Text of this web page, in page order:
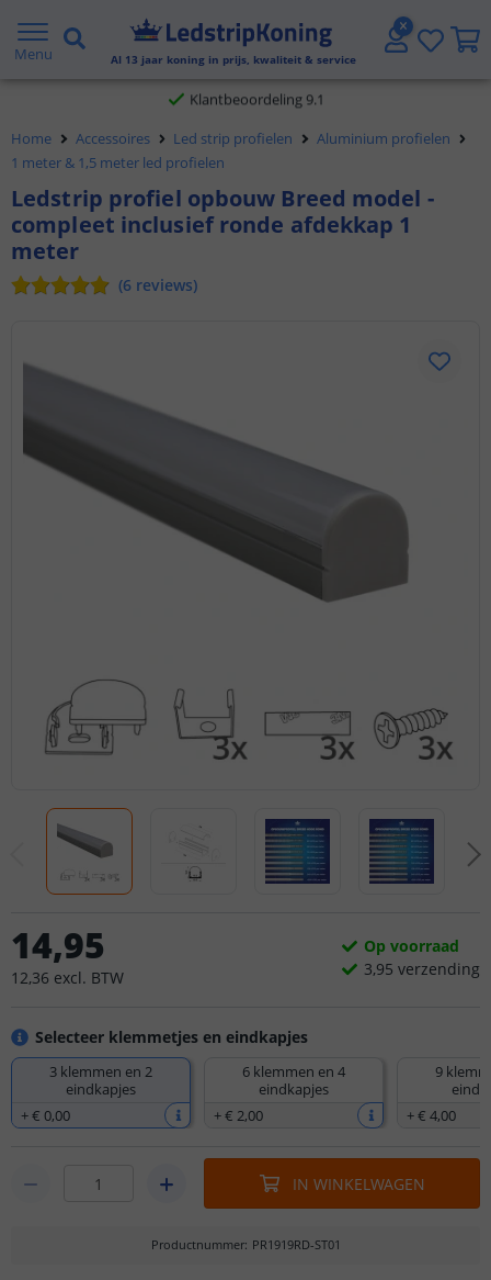
Menu Al 13 jaar koning in prijs, kwaliteit & service
Gratis verzending vanaf € 20,- NL en BE
Klantbeoordeling 9.1
Voor 23:45 uur besteld,morgen in huis
Home Accessoires Led strip profielen
Aluminium profielen
1 meter & 1,5 meter led profielen
Ledstrip profiel opbouw Breed model -
compleet inclusief ronde afdekkap 1
meter
(6 reviews)
Selecteer klemmetjes en eindkapjes
3 klemmen en 2
eindkapjes
+€ 0,00
6 klemmen en 4
eindkapjes
+€ 2,00
9
+€ 4,00
14,95
12,36 excl. BTW
Op voorraad
3,95 verzending
IN WINKELWAGEN
Productnummer: PR1919RD-ST01